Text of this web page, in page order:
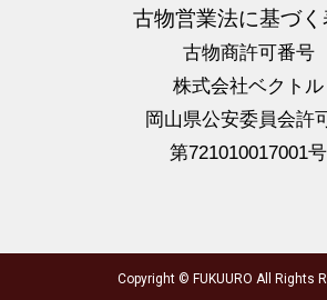
古物営業法に基づく
古物商許可番号
株式会社ベクトル
岡山県公安委員会許
第721010017001号
Copyright © FUKUURO All Rights